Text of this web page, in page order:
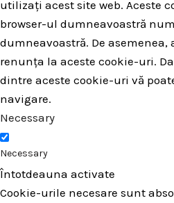
utilizați acest site web. Aceste
browser-ul dumneavoastră
dumneavoastră. De asemenea,
renunța la aceste cookie-uri.
dintre aceste cookie-uri vă
navigare.
Necessary
Necessary
Întotdeauna activate
Cookie-urile necesare sunt